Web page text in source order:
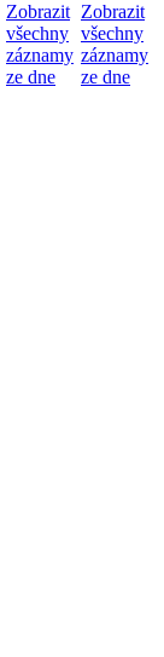
Zobrazit
všechny
záznamy
ze dne
Zobrazit
všechny
záznamy
ze dne